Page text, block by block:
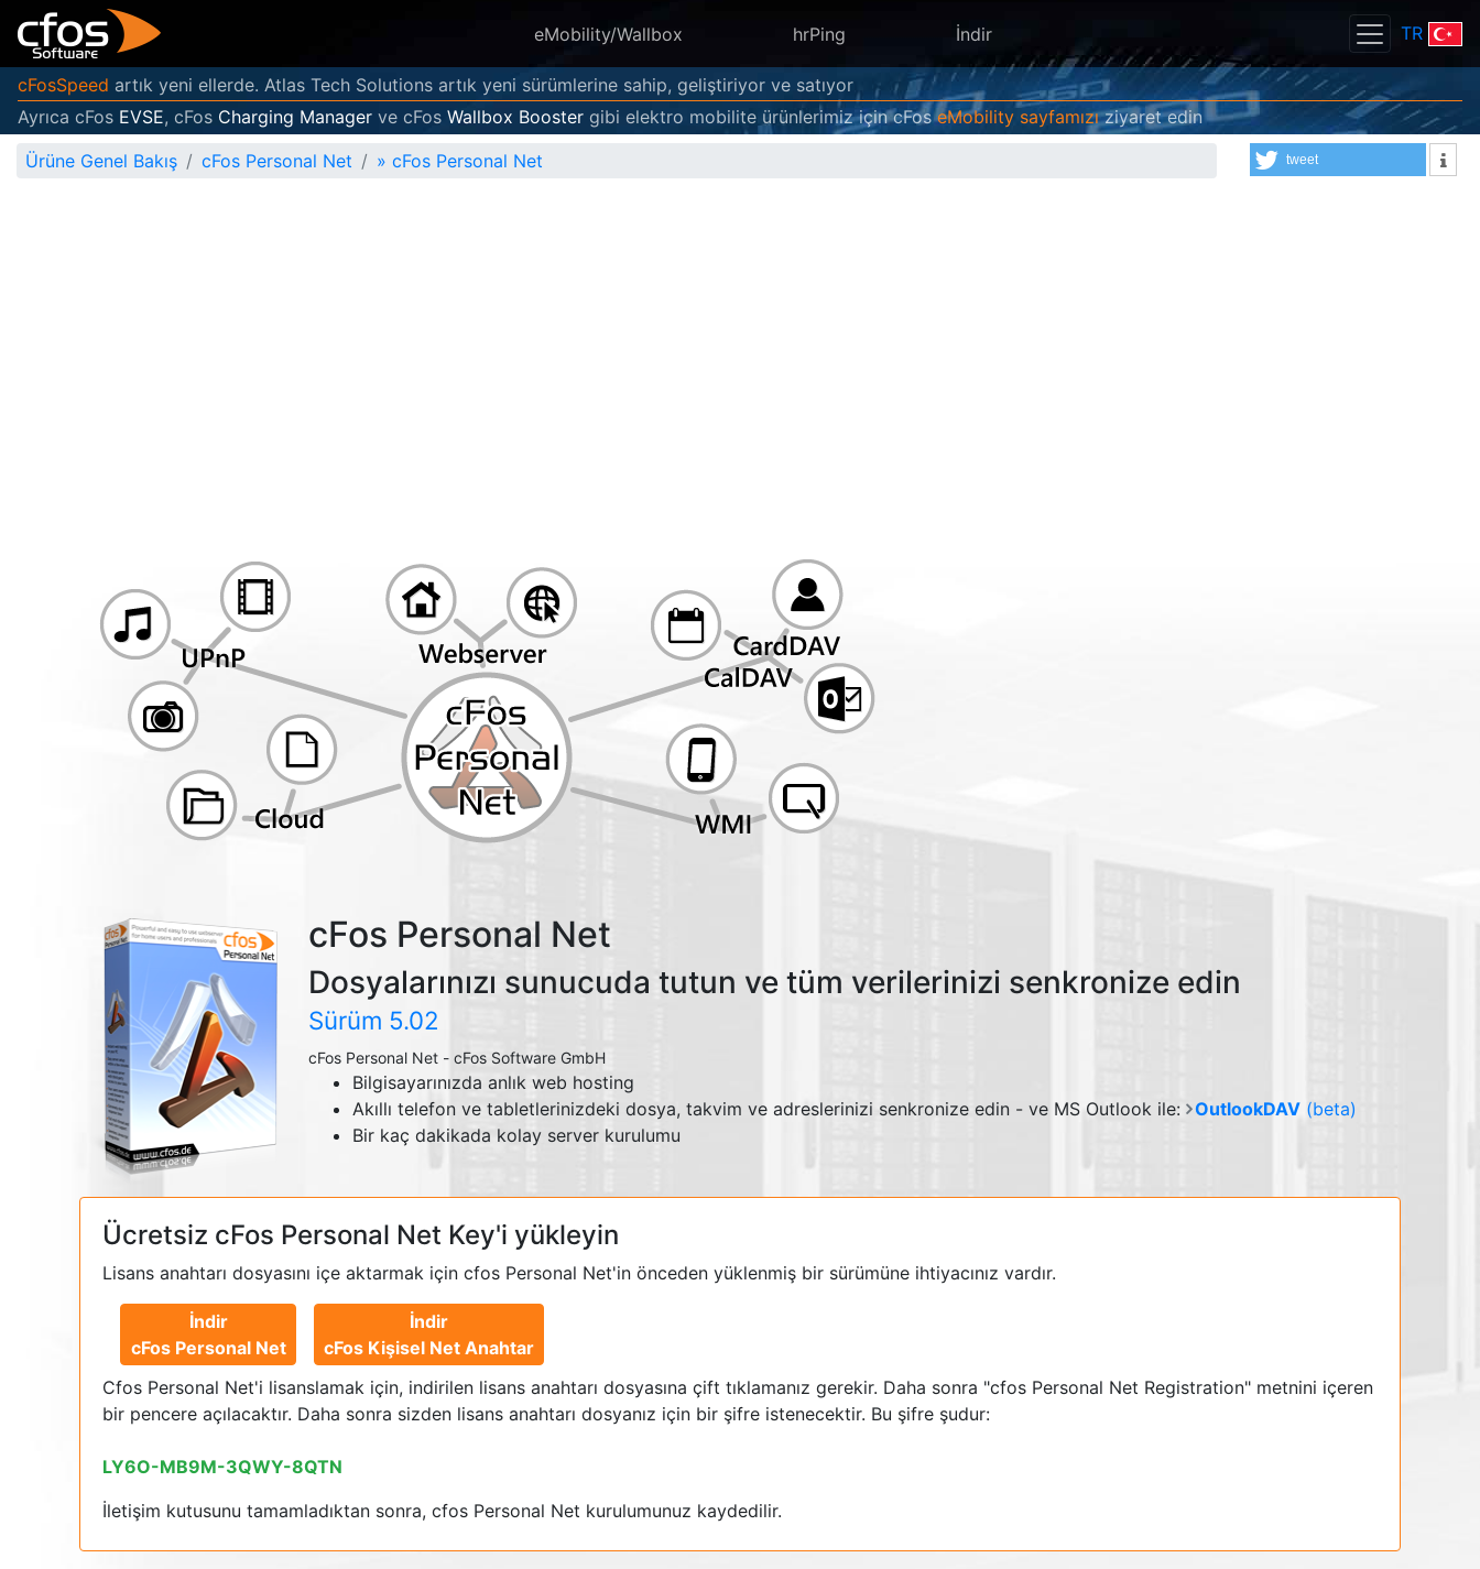
eMobility/Wallbox hrPing İndir TR
cFosSpeed artık yeni ellerde. Atlas Tech Solutions artık yeni sürümlerine sahip, geliştiriyor ve satıyor
Ayrıca cFos EVSE, cFos Charging Manager ve cFos Wallbox Booster gibi elektro mobilite ürünlerimiz için cFoseMobility sayfamızıziyaret edin
Ürüne Genel Bakış
cFos Personal Net » cFos Personal Net tweet
cFos Personal Net
Dosyalarınızı sunucuda tutun ve tüm verilerinizi senkronize edin
Sürüm 5.02
cFos Personal Net - cFos Software GmbH
Bilgisayarınızda anlık web hosting
Akıllı telefon ve tabletlerinizdeki dosya, takvim ve adreslerinizi senkronize edin - ve MS Outlook ile:
OutlookDAV(beta)
Bir kaç dakikada kolay server kurulumu
Ücretsiz cFos Personal Net Key'i yükleyin
Lisans anahtarı dosyasını içe aktarmak için cfos Personal Net'in önceden yüklenmiş bir sürümüne ihtiyacınız vardır.
İndir
cFos Personal Net
İndir
cFos Kişisel Net Anahtar
Cfos Personal Net'i lisanslamak için, indirilen lisans anahtarı dosyasına çift tıklamanız gerekir. Daha sonra "cfos Personal Net Registration" metnini içeren
bir pencere açılacaktır. Daha sonra sizden lisans anahtarı dosyanız için bir şifre istenecektir. Bu şifre şudur:
LY6O-MB9M-3QWY-8QTN
İletişim kutusunu tamamladıktan sonra, cfos Personal Net kurulumunuz kaydedilir.